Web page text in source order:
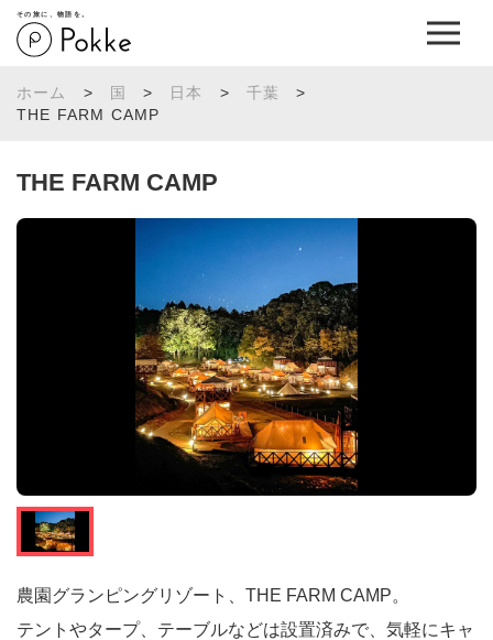
その旅に、物語を。
ホーム > 国 > 日本 > 千葉
>
THE FARM CAMP
THE FARM CAMP
農園グランピングリゾート、THE FARM CAMP。
テントやタープ、テーブルなどは設置済みで、気軽にキャ